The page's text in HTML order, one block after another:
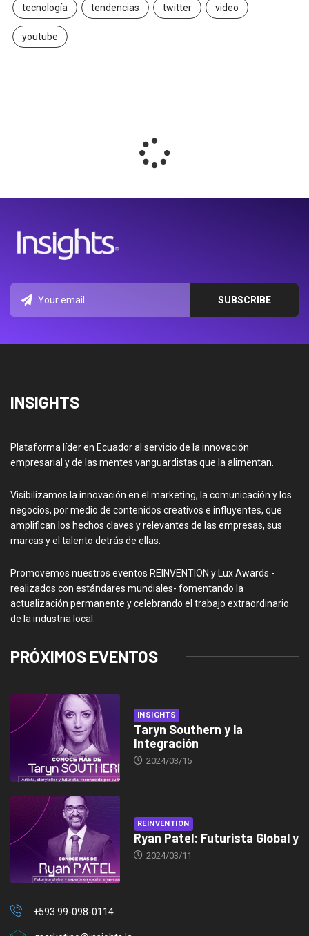
tecnología tendencias twitter video
youtube
INSIGHTS
Plataforma líder en Ecuador al servicio de la innovación
empresarial y de las mentes vanguardistas que la alimentan.
Visibilizamos la innovación en el marketing, la comunicación y los
negocios, por medio de contenidos creativos e influyentes, que
amplifican los hechos claves y relevantes de las empresas, sus
marcas y el talento detrás de ellas.
Promovemos nuestros eventos REINVENTION y Lux Awards -
realizados con estándares mundiales- fomentando la
actualización permanente y celebrando el trabajo extraordinario
de la industria local.
PRÓXIMOS EVENTOS
INSIGHTS
Taryn Southern y la
Integración
2024/03/15
REINVENTION
Ryan Patel: Futurista Global y
2024/03/11
+593 99-098-0114